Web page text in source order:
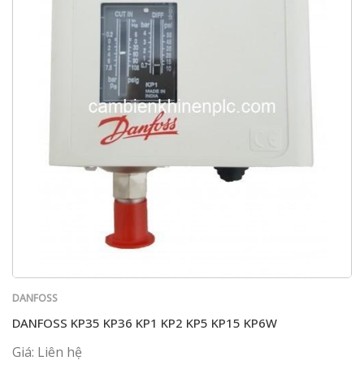
DANFOSS
DANFOSS KP35 KP36 KP1 KP2 KP5 KP15 KP6W
Giá: Liên hệ